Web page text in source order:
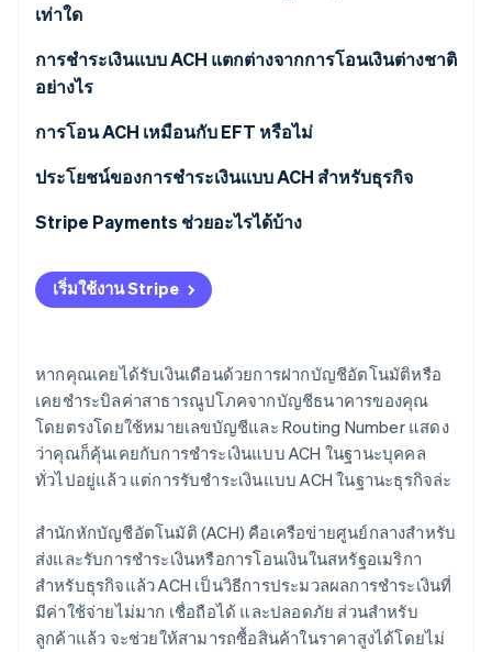
3. นำเสนอการมอบอำนาจให้กับลูกค้า
4. รวบรวมรายละเอียดของลูกค้า
เท่าใด
การชำระเงินแบบ ACH แตกต่างจากการโอนเงินต่างชาติ
อย่างไร
เครือข่าย
ความเร็ว
ภูมิศาสตร์
ต้นทุน
การโอน ACH เหมือนกับ EFT หรือไม่
ประโยชน์ของการชำระเงินแบบ ACH สำหรับธุรกิจ
การประหยัดต้นทุนและเวลา
การรักษาความปลอดภัย
การทำบัญชีที่ง่ายดาย
Stripe Payments ช่วยอะไรได้บ้าง
เริ่มใช้งาน Stripe
หากคุณเคยได้รับเงินเดือนด้วยการฝากบัญชีอัตโนมัติหรือ
เคยชำระบิลค่าสาธารณูปโภคจากบัญชีธนาคารของคุณ
โดยตรงโดยใช้หมายเลขบัญชีและ Routing Number แสดง
ว่าคุณก็คุ้นเคยกับการชำระเงินแบบ ACH ในฐานะบุคคล
ทั่วไปอยู่แล้ว แต่การรับชำระเงินแบบ ACH ในฐานะธุรกิจล่ะ
สำนักหักบัญชีอัตโนมัติ (ACH) คือเครือข่ายศูนย์กลางสำหรับ
ส่งและรับการชำระเงินหรือการโอนเงินในสหรัฐอเมริกา
สำหรับธุรกิจแล้ว ACH เป็นวิธีการประมวลผลการชำระเงินที่
มีค่าใช้จ่ายไม่มาก เชื่อถือได้ และปลอดภัย ส่วนสำหรับ
ลูกค้าแล้ว จะช่วยให้สามารถซื้อสินค้าในราคาสูงได้โดยไม่